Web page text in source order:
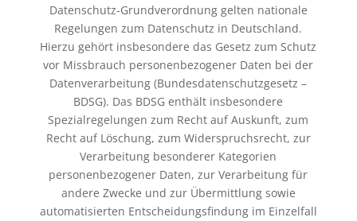
Datenschutz-Grundverordnung gelten nationale
Regelungen zum Datenschutz in Deutschland.
Hierzu gehört insbesondere das Gesetz zum Schutz
vor Missbrauch personenbezogener Daten bei der
Datenverarbeitung (Bundesdatenschutzgesetz –
BDSG). Das BDSG enthält insbesondere
Spezialregelungen zum Recht auf Auskunft, zum
Recht auf Löschung, zum Widerspruchsrecht, zur
Verarbeitung besonderer Kategorien
personenbezogener Daten, zur Verarbeitung für
andere Zwecke und zur Übermittlung sowie
automatisierten Entscheidungsfindung im Einzelfall